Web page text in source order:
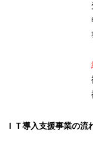
ＩＴ導入支援事業の流